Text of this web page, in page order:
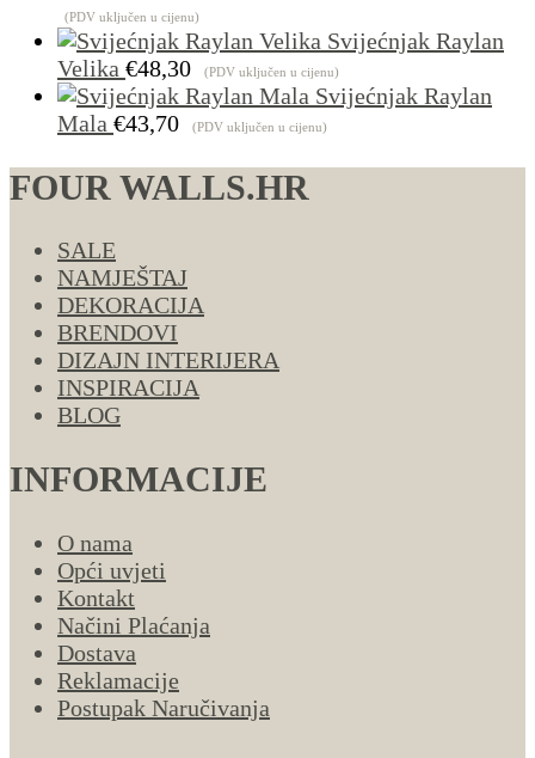
(PDV uključen u cijenu)
Svijećnjak Raylan
Velika €48,30 (PDV uključen u cijenu)
Svijećnjak Raylan
Mala €43,70 (PDV uključen u cijenu)
FOUR WALLS.HR
SALE
NAMJEŠTAJ
DEKORACIJA
BRENDOVI
DIZAJN INTERIJERA
INSPIRACIJA
BLOG
INFORMACIJE
O nama
Opći uvjeti
Kontakt
Načini Plaćanja
Dostava
Reklamacije
Postupak Naručivanja